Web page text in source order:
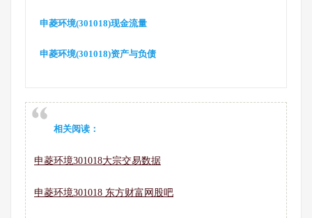
申菱环境(301018)现金流量
申菱环境(301018)资产与负债
相关阅读：
申菱环境301018大宗交易数据
申菱环境301018 东方财富网股吧